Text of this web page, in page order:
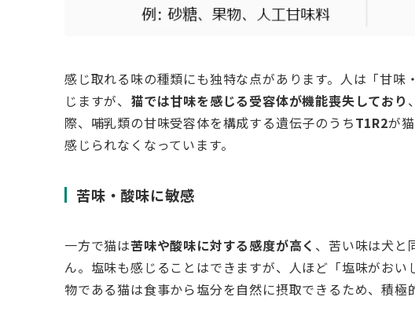
感じ取れる味の種類にも独特な点があります。人は「甘
じますが、 猫では甘味を感じる受容体が機能喪失しており
際、哺乳類の甘味受容体を構成する遺伝子のうちT1R2が
感じられなくなっています。
苦味・酸味に敏感
一方で猫は苦味や酸味に対する感度が高く 、苦い味は犬と
ん。塩味も感じることはできますが、人ほど「塩味がお
物である猫は食事から塩分を自然に摂取できるため、積極